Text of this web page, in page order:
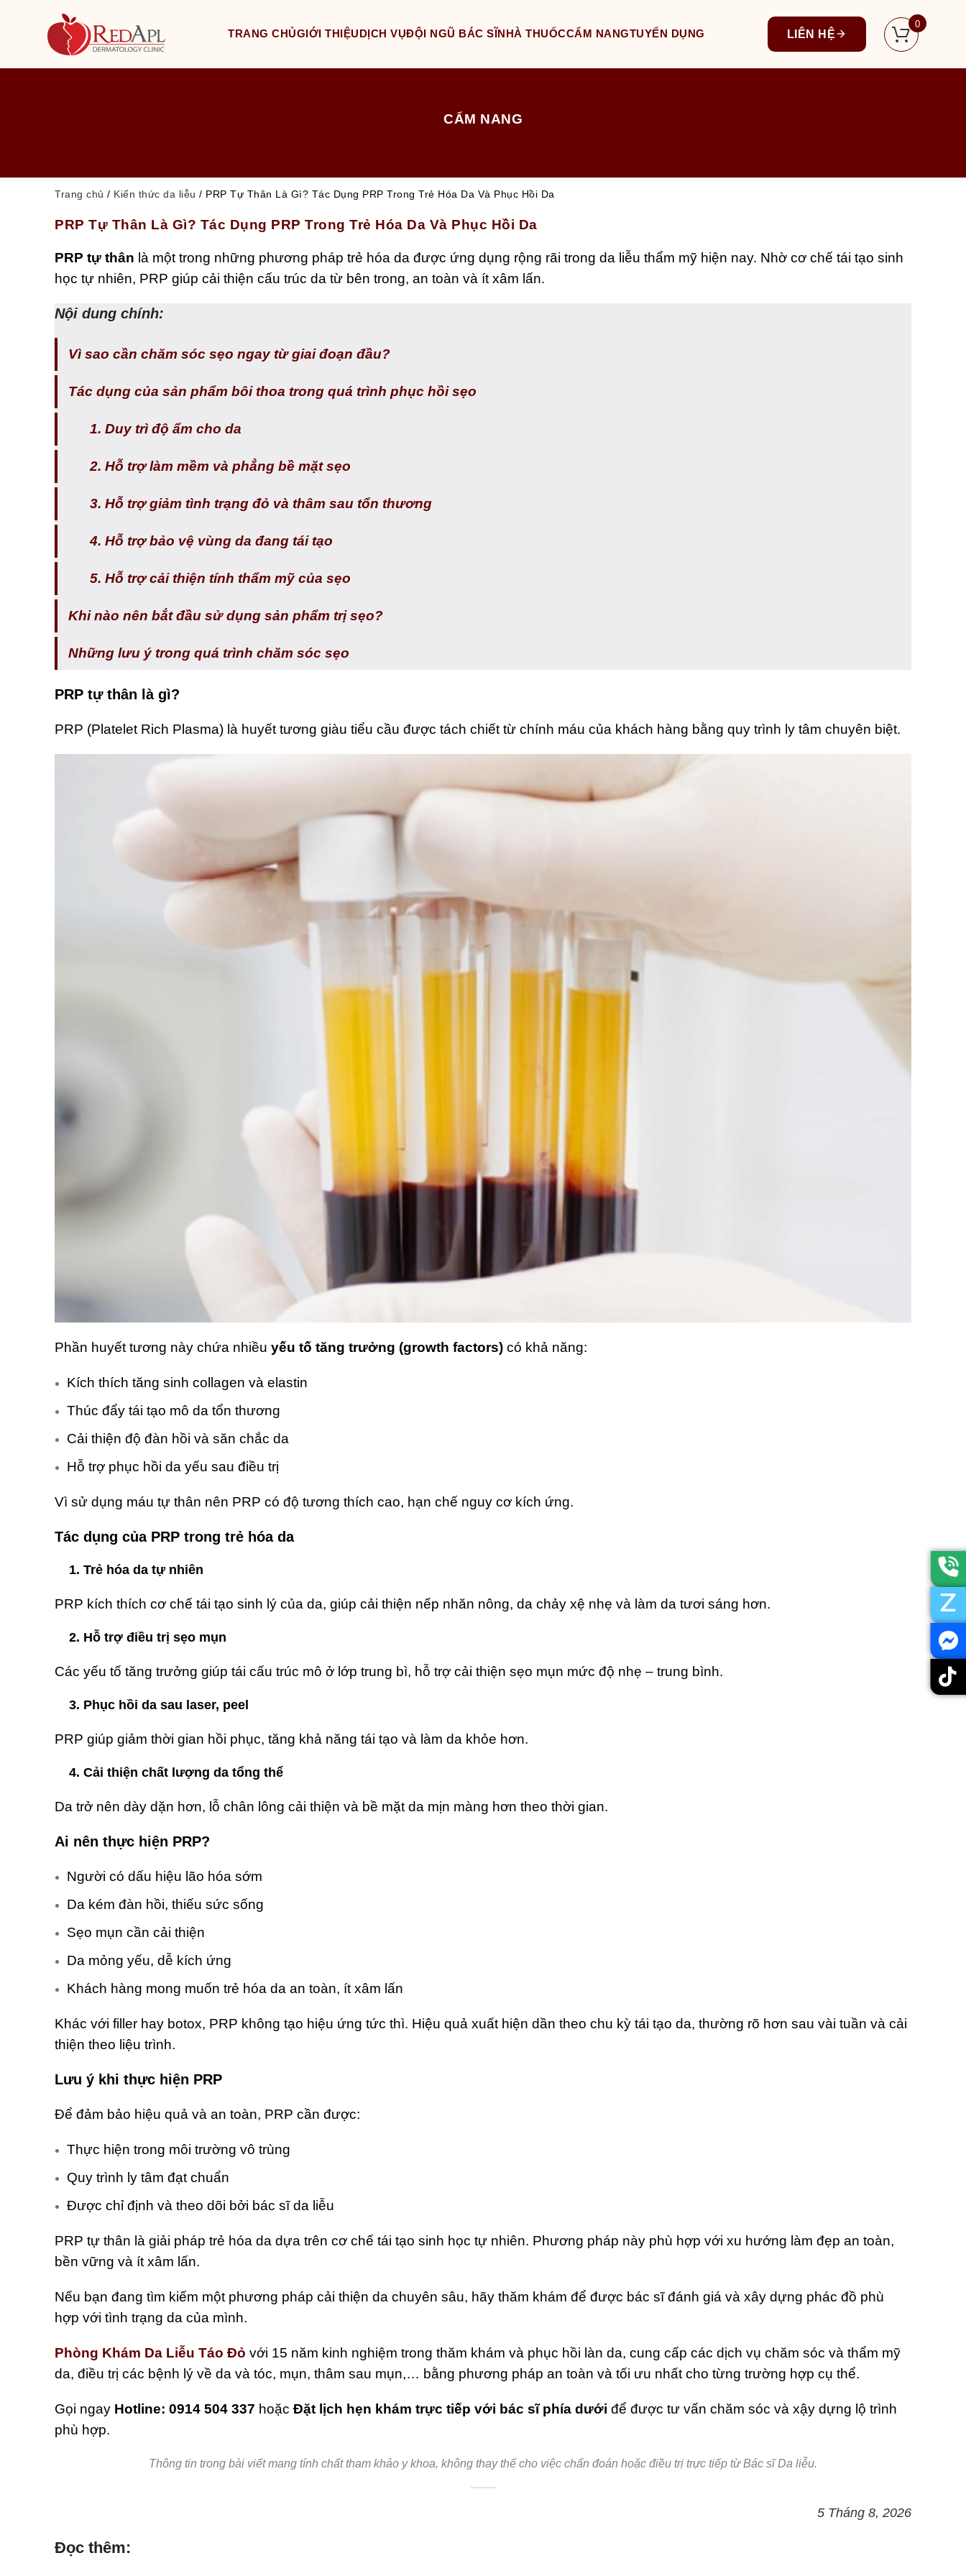
TRANG CHỦGIỚI THIỆU DỊCH VỤĐỘI NGŨ BÁC SĨ NHÀ THUỐCCẨM NANGTUYỂN DỤNG LIÊN HỆ
0
CẨM NANG
Trang chủ / Kiến thức da liễu / PRP Tự Thân Là Gì? Tác Dụng PRP Trong Trẻ Hóa Da Và Phục Hồi Da
PRP Tự Thân Là Gì? Tác Dụng PRP Trong Trẻ Hóa Da Và Phục Hồi Da
PRP tự thân là một trong những phương pháp trẻ hóa da được ứng dụng rộng rãi trong da liễu thẩm mỹ hiện nay. Nhờ cơ chế tái tạo sinh
học tự nhiên, PRP giúp cải thiện cấu trúc da từ bên trong, an toàn và ít xâm lấn.
Nội dung chính:
Vì sao cần chăm sóc sẹo ngay từ giai đoạn đầu?
Tác dụng của sản phẩm bôi thoa trong quá trình phục hồi sẹo
1. Duy trì độ ẩm cho da
2. Hỗ trợ làm mềm và phẳng bề mặt sẹo
3. Hỗ trợ giảm tình trạng đỏ và thâm sau tổn thương
4. Hỗ trợ bảo vệ vùng da đang tái tạo
5. Hỗ trợ cải thiện tính thẩm mỹ của sẹo
Khi nào nên bắt đầu sử dụng sản phẩm trị sẹo?
Những lưu ý trong quá trình chăm sóc sẹo
PRP tự thân là gì?
PRP (Platelet Rich Plasma) là huyết tương giàu tiểu cầu được tách chiết từ chính máu của khách hàng bằng quy trình ly tâm chuyên biệt.
Phần huyết tương này chứa nhiều yếu tố tăng trưởng (growth factors) có khả năng:
Kích thích tăng sinh collagen và elastin
Thúc đẩy tái tạo mô da tổn thương
Cải thiện độ đàn hồi và săn chắc da
Hỗ trợ phục hồi da yếu sau điều trị
Vì sử dụng máu tự thân nên PRP có độ tương thích cao, hạn chế nguy cơ kích ứng.
Tác dụng của PRP trong trẻ hóa da
1. Trẻ hóa da tự nhiên
PRP kích thích cơ chế tái tạo sinh lý của da, giúp cải thiện nếp nhăn nông, da chảy xệ nhẹ và làm da tươi sáng hơn.
2. Hỗ trợ điều trị sẹo mụn
Các yếu tố tăng trưởng giúp tái cấu trúc mô ở lớp trung bì, hỗ trợ cải thiện sẹo mụn mức độ nhẹ – trung bình.
3. Phục hồi da sau laser, peel
PRP giúp giảm thời gian hồi phục, tăng khả năng tái tạo và làm da khỏe hơn.
4. Cải thiện chất lượng da tổng thể
Da trở nên dày dặn hơn, lỗ chân lông cải thiện và bề mặt da mịn màng hơn theo thời gian.
Ai nên thực hiện PRP?
Người có dấu hiệu lão hóa sớm
Da kém đàn hồi, thiếu sức sống
Sẹo mụn cần cải thiện
Da mỏng yếu, dễ kích ứng
Khách hàng mong muốn trẻ hóa da an toàn, ít xâm lấn
Khác với filler hay botox, PRP không tạo hiệu ứng tức thì. Hiệu quả xuất hiện dần theo chu kỳ tái tạo da, thường rõ hơn sau vài tuần và cải
thiện theo liệu trình.
Lưu ý khi thực hiện PRP
Để đảm bảo hiệu quả và an toàn, PRP cần được:
Thực hiện trong môi trường vô trùng
Quy trình ly tâm đạt chuẩn
Được chỉ định và theo dõi bởi bác sĩ da liễu
PRP tự thân là giải pháp trẻ hóa da dựa trên cơ chế tái tạo sinh học tự nhiên. Phương pháp này phù hợp với xu hướng làm đẹp an toàn,
bền vững và ít xâm lấn.
Nếu bạn đang tìm kiếm một phương pháp cải thiện da chuyên sâu, hãy thăm khám để được bác sĩ đánh giá và xây dựng phác đồ phù
hợp với tình trạng da của mình.
Phòng Khám Da Liễu Táo Đỏ với 15 năm kinh nghiệm trong thăm khám và phục hồi làn da, cung cấp các dịch vụ chăm sóc và thẩm mỹ
da, điều trị các bệnh lý về da và tóc, mụn, thâm sau mụn,… bằng phương pháp an toàn và tối ưu nhất cho từng trường hợp cụ thể.
Gọi ngay Hotline: 0914 504 337 hoặc Đặt lịch hẹn khám trực tiếp với bác sĩ phía dưới để được tư vấn chăm sóc và xậy dựng lộ trình
phù hợp.
Thông tin trong bài viết mang tính chất tham khảo y khoa, không thay thế cho việc chẩn đoán hoặc điều trị trực tiếp từ Bác sĩ Da liễu.
5 Tháng 8, 2026
Đọc thêm: